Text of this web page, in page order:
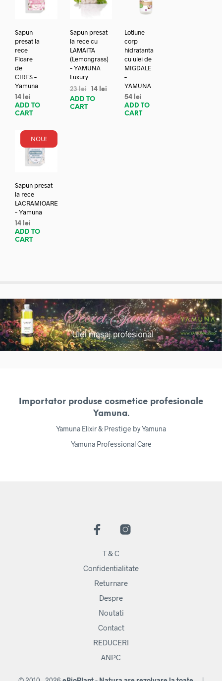
Sapun
presat la
rece
Floare
de
CIRES –
Yamuna
14 lei
ADD TO
CART
Sapun presat
la rece cu
LAMAITA
(Lemongrass)
– YAMUNA
Luxury
23lei 14 lei
ADD TO
CART
Lotiune
corp
hidratanta
cu ulei de
MIGDALE
–
YAMUNA
54 lei
ADD TO
CART
NOU!
Sapun presat
la rece
LACRAMIOARE
– Yamuna
14 lei
ADD TO
CART
Importator produse cosmetice profesionale
Yamuna.
Yamuna Elixir & Prestige by Yamuna
Yamuna Professional Care
T & C
Confidentialitate
Returnare
Despre
Noutati
Contact
REDUCERI
ANPC